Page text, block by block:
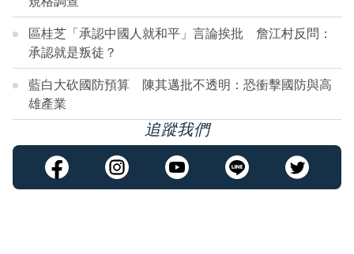
區桂芝「承認中國人就和平」言論挨批 詹江村反問：
承認就是叛徒？
藍白大砍國防預算 陳其邁批不透明：恐衝擊國防與高
雄產業
追蹤我們